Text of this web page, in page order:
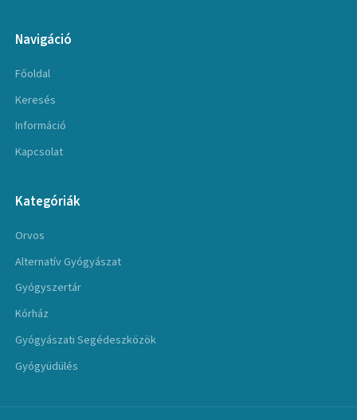
Navigáció
Főoldal
Keresés
Információ
Kapcsolat
Kategóriák
Orvos
Alternatív Gyógyászat
Gyógyszertár
Kórház
Gyógyászati Segédeszközök
Gyógyüdülés